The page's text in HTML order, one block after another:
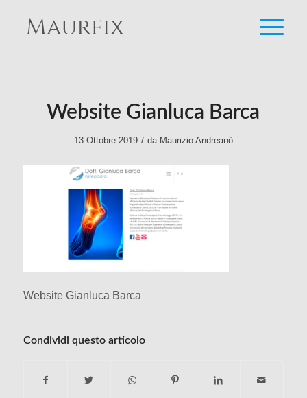
Website Gianluca Barca
13 Ottobre 2019 / da Maurizio Andreanò
Website Gianluca Barca
Condividi questo articolo